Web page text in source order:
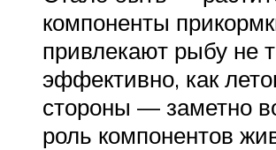
компоненты
привлекают рыбу не
эффективно, как
стороны — заметно
роль компонентов